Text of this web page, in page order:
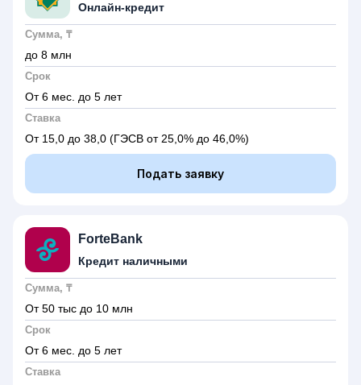
Онлайн-кредит
Сумма, ₸
до 8 млн
Срок
От 6 мес. до 5 лет
Ставка
От 15,0 до 38,0 (ГЭСВ от 25,0% до 46,0%)
Подать заявку
ForteBank
Кредит наличными
Сумма, ₸
От 50 тыс до 10 млн
Срок
От 6 мес. до 5 лет
Ставка